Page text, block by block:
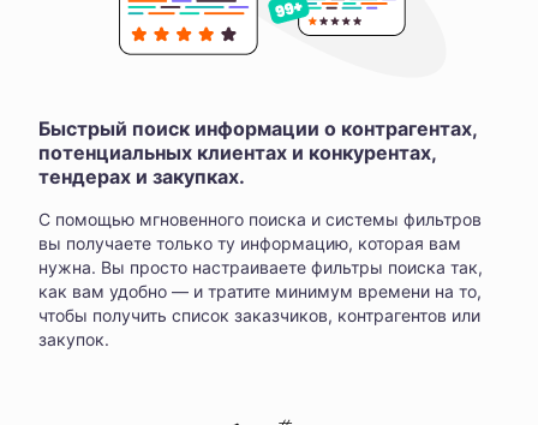
Быстрый поиск информации о контрагентах,
потенциальных клиентах и конкурентах,
тендерах и закупках.
С помощью мгновенного поиска и системы фильтров
вы получаете только ту информацию, которая вам
нужна. Вы просто настраиваете фильтры поиска так,
как вам удобно — и тратите минимум времени на то,
чтобы получить список заказчиков, контрагентов или
закупок.